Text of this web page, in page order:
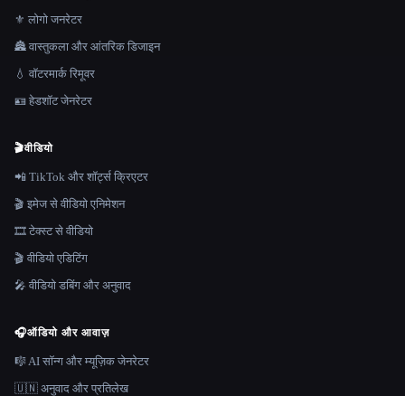
⚜️ लोगो जनरेटर
🏯 वास्तुकला और आंतरिक डिजाइन
💧 वॉटरमार्क रिमूवर
🪪 हेडशॉट जेनरेटर
🎬वीडियो
📲 TikTok और शॉर्ट्स क्रिएटर
🎬 इमेज से वीडियो एनिमेशन
🎞️ टेक्स्ट से वीडियो
🎬 वीडियो एडिटिंग
🎤 वीडियो डबिंग और अनुवाद
🎧ऑडियो और आवाज़
🎼 AI सॉन्ग और म्यूज़िक जेनरेटर
🇺🇳 अनुवाद और प्रतिलेख